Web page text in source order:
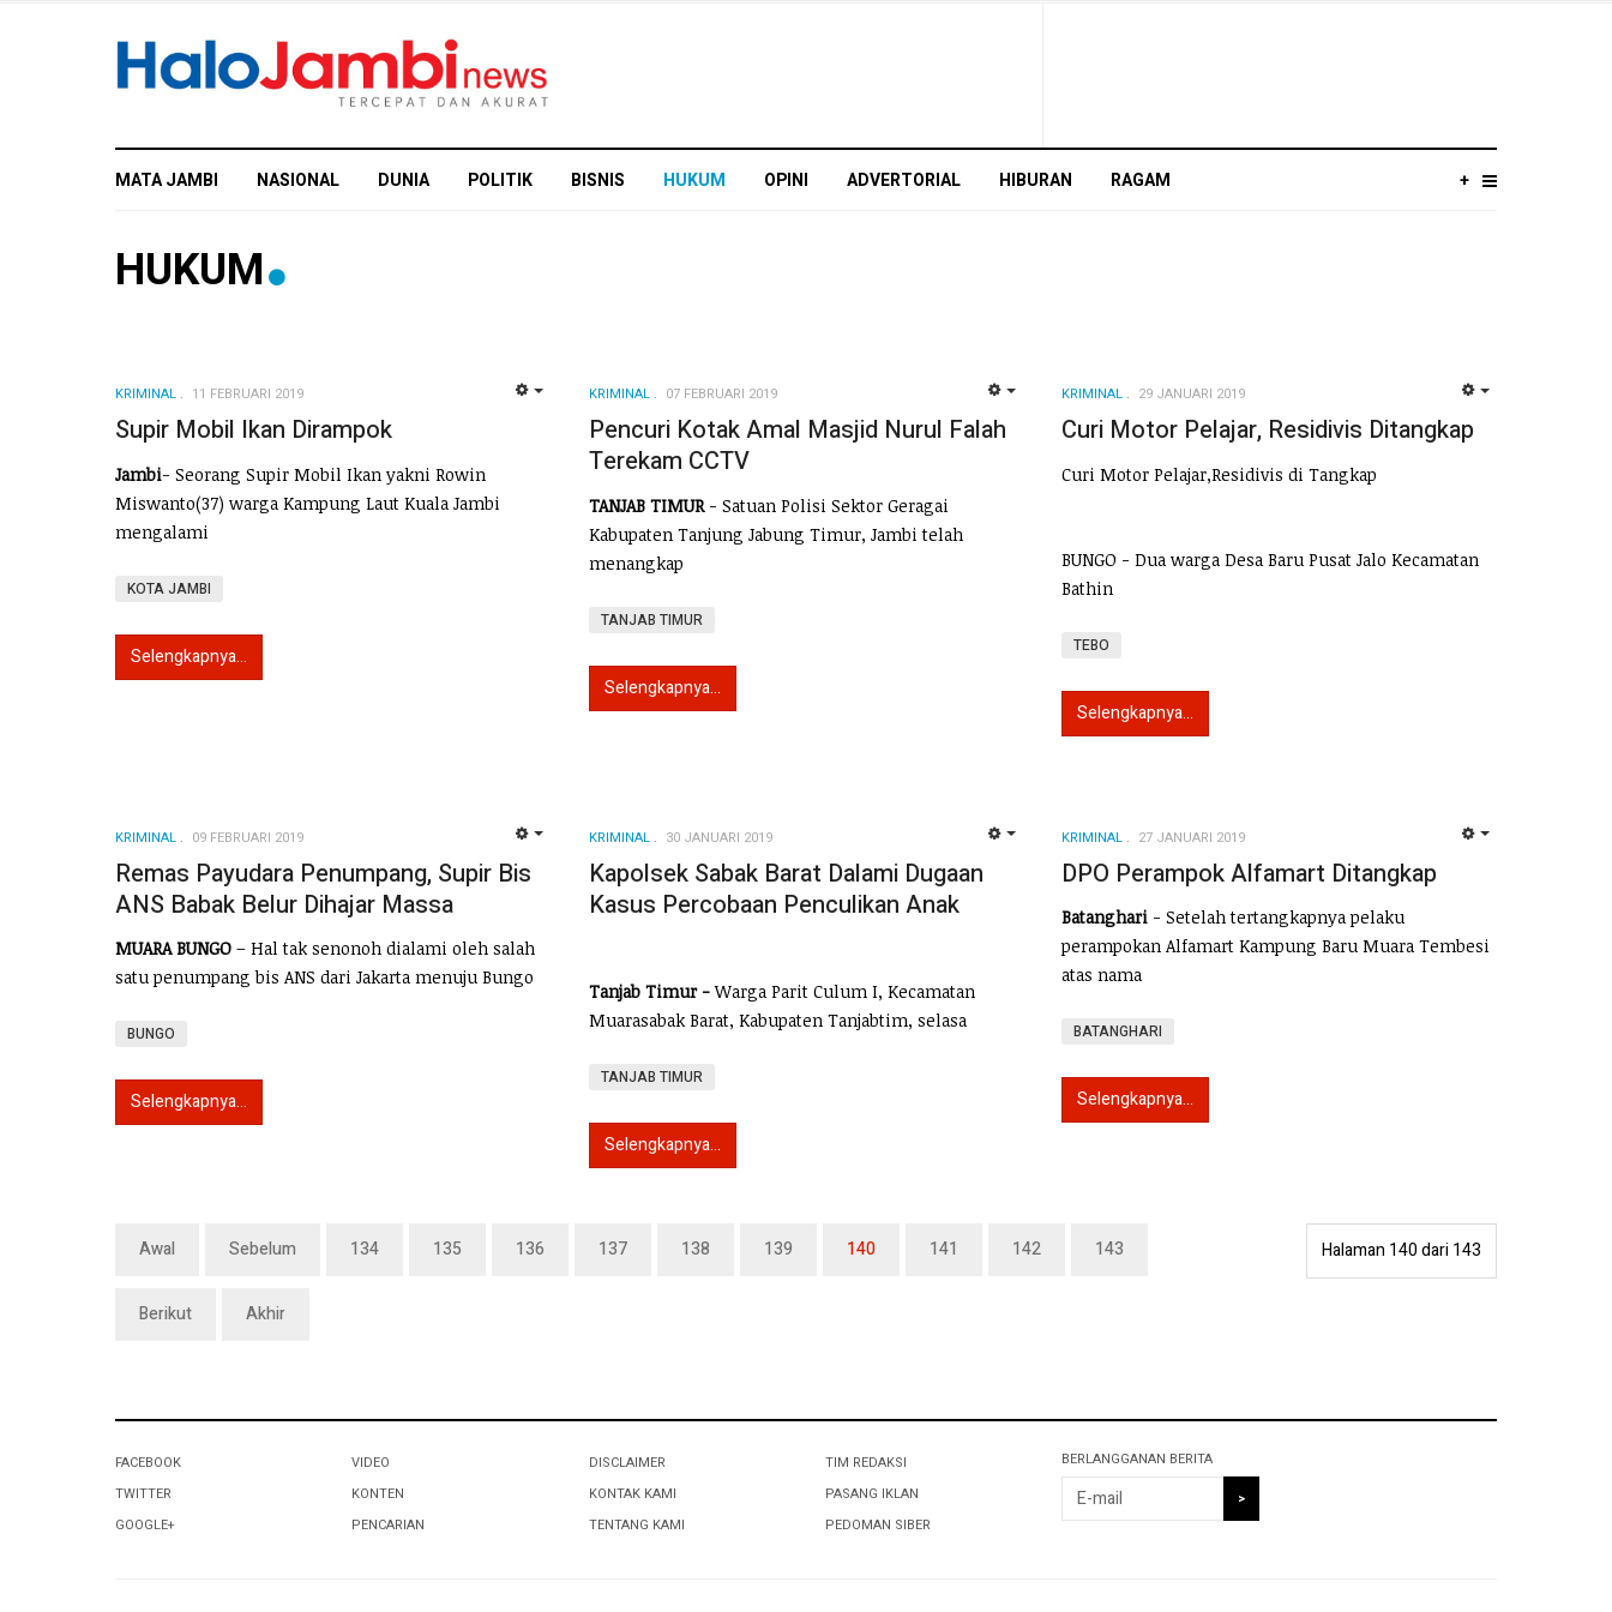
MATA JAMBI NASIONAL DUNIA POLITIK BISNIS HUKUM OPINI ADVERTORIAL HIBURAN RAGAM +
HUKUM
KRIMINAL 11 FEBRUARI 2019
Supir Mobil Ikan Dirampok
Jambi- Seorang Supir Mobil Ikan yakni Rowin
Miswanto(37) warga Kampung Laut Kuala Jambi
mengalami
KOTA JAMBI
Selengkapnya...
KRIMINAL 07 FEBRUARI 2019
Pencuri Kotak Amal Masjid Nurul Falah
Terekam CCTV
TANJAB TIMUR- Satuan Polisi Sektor Geragai
Kabupaten Tanjung Jabung Timur, Jambi telah
menangkap
TANJAB TIMUR
Selengkapnya...
KRIMINAL 29 JANUARI 2019
Curi Motor Pelajar, Residivis Ditangkap
Curi Motor Pelajar,Residivis di Tangkap
BUNGO - Dua warga Desa Baru Pusat Jalo Kecamatan
Bathin
TEBO
Selengkapnya...
KRIMINAL 09 FEBRUARI 2019
Remas Payudara Penumpang, Supir Bis
ANS Babak Belur Dihajar Massa
MUARA BUNGO – Hal tak senonoh dialami oleh salah
satu penumpang bis ANS dari Jakarta menuju Bungo
BUNGO
Selengkapnya...
KRIMINAL 30 JANUARI 2019
Kapolsek Sabak Barat Dalami Dugaan
Kasus Percobaan Penculikan Anak
Tanjab Timur -Warga Parit Culum I, Kecamatan
Muarasabak Barat, Kabupaten Tanjabtim, selasa
TANJAB TIMUR
Selengkapnya...
KRIMINAL 27 JANUARI 2019
DPO Perampok Alfamart Ditangkap
Batanghari - Setelah tertangkapnya pelaku
perampokan Alfamart Kampung Baru Muara Tembesi
atas nama
BATANGHARI
Selengkapnya...
Halaman 140 dari 143
Awal Sebelum 134 135 136 137 138 139 140 141 142 143
Berikut Akhir
FACEBOOK
TWITTER
GOOGLE+
VIDEO
KONTEN
PENCARIAN
DISCLAIMER
KONTAK KAMI
TENTANG KAMI
TIM REDAKSI
PASANG IKLAN
PEDOMAN SIBER
BERLANGGANAN BERITA